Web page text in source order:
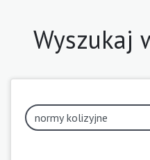
Wyszukaj